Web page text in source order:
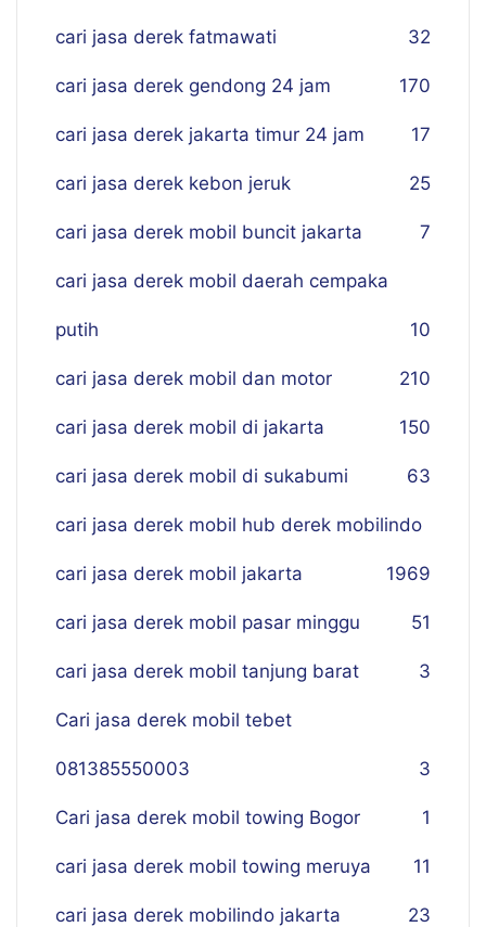
cari jasa derek fatmawati 32
cari jasa derek gendong 24 jam 170
cari jasa derek jakarta timur 24 jam 17
cari jasa derek kebon jeruk 25
cari jasa derek mobil buncit jakarta 7
cari jasa derek mobil daerah cempaka
putih 10
cari jasa derek mobil dan motor 210
cari jasa derek mobil di jakarta 150
cari jasa derek mobil di sukabumi 63
cari jasa derek mobil hub derek mobilindo
69
cari jasa derek mobil jakarta 19
cari jasa derek mobil pasar minggu 51
cari jasa derek mobil tanjung barat 3
Cari jasa derek mobil tebet
081385550003 3
Cari jasa derek mobil towing Bogor 1
cari jasa derek mobil towing meruya 11
cari jasa derek mobilindo jakarta 23